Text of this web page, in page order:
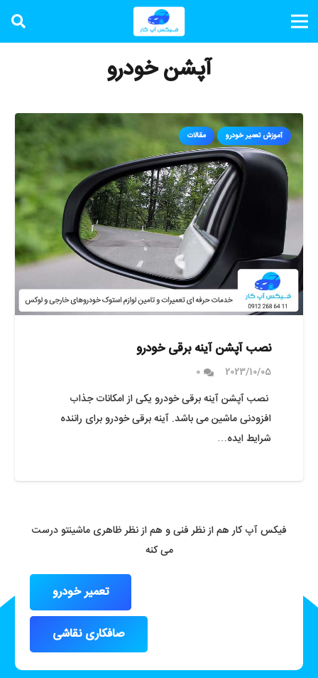
آپشن خودرو
آموزش تعمیر خودرو مقالات
نصب آپشن آینه برقی خودرو
2023/10/05
0
نصب آپشن آینه برقی خودرو یکی از امکانات جذاب
افزودنی ماشین می باشد. آینه برقی خودرو برای راننده
شرایط ایده…
فیکس آپ کار هم از نظر فنی و هم از نظر ظاهری ماشینتو درست
می کنه
تعمیر خودرو
صافکاری نقاشی